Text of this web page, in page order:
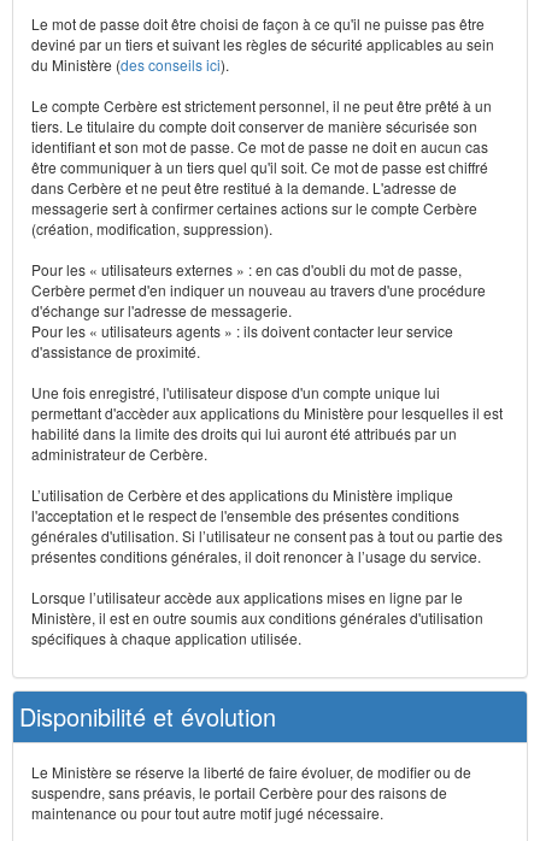
Le mot de passe doit être choisi de façon à ce qu'il ne puisse pas être
deviné par un tiers et suivant les règles de sécurité applicables au sein
du Ministère (des conseils ici).
Le compte Cerbère est strictement personnel, il ne peut être prêté à un
tiers. Le titulaire du compte doit conserver de manière sécurisée son
identifiant et son mot de passe. Ce mot de passe ne doit en aucun cas
être communiquer à un tiers quel qu'il soit. Ce mot de passe est chiffré
dans Cerbère et ne peut être restitué à la demande. L'adresse de
messagerie sert à confirmer certaines actions sur le compte Cerbère
(création, modification, suppression).
Pour les « utilisateurs externes » : en cas d'oubli du mot de passe,
Cerbère permet d'en indiquer un nouveau au travers d'une procédure
d'échange sur l'adresse de messagerie.
Pour les « utilisateurs agents » : ils doivent contacter leur service
d'assistance de proximité.
Une fois enregistré, l'utilisateur dispose d'un compte unique lui
permettant d'accèder aux applications du Ministère pour lesquelles il est
habilité dans la limite des droits qui lui auront été attribués par un
administrateur de Cerbère.
L’utilisation de Cerbère et des applications du Ministère implique
l'acceptation et le respect de l'ensemble des présentes conditions
générales d'utilisation. Si l’utilisateur ne consent pas à tout ou partie des
présentes conditions générales, il doit renoncer à l’usage du service.
Lorsque l’utilisateur accède aux applications mises en ligne par le
Ministère, il est en outre soumis aux conditions générales d'utilisation
spécifiques à chaque application utilisée.
Disponibilité et évolution
Le Ministère se réserve la liberté de faire évoluer, de modifier ou de
suspendre, sans préavis, le portail Cerbère pour des raisons de
maintenance ou pour tout autre motif jugé nécessaire.